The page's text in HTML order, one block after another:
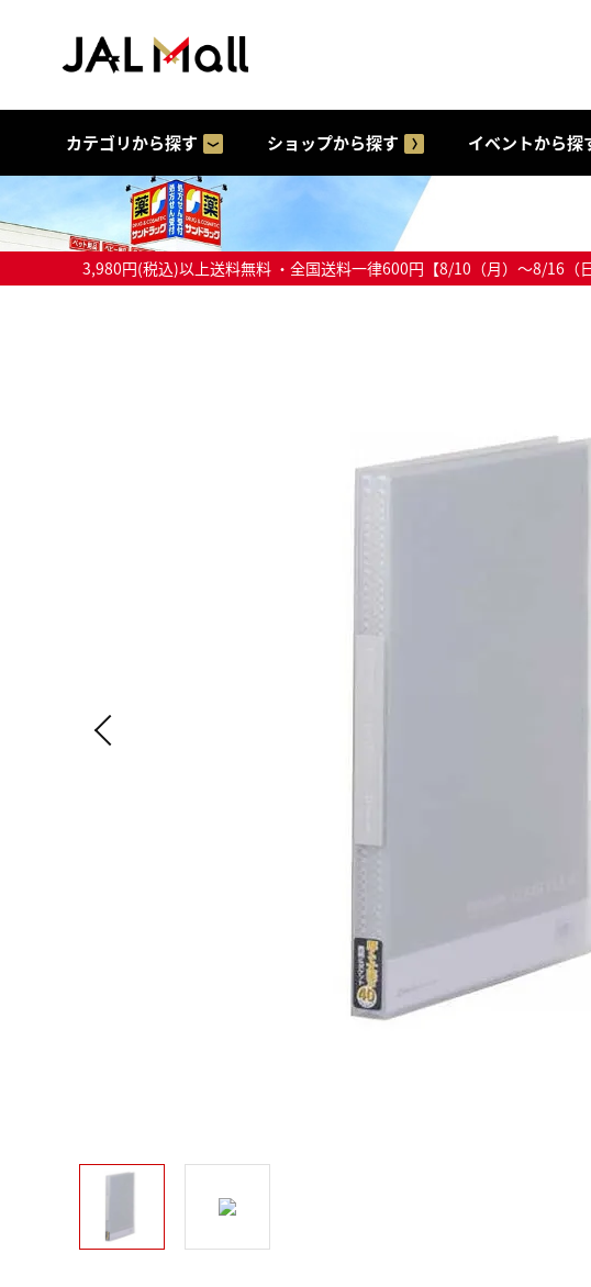
カテゴリから探す ショップから探す イベントから探
3,980円(税込)以上送料無料 ・全国送料一律600円【8/10（月）～8/16